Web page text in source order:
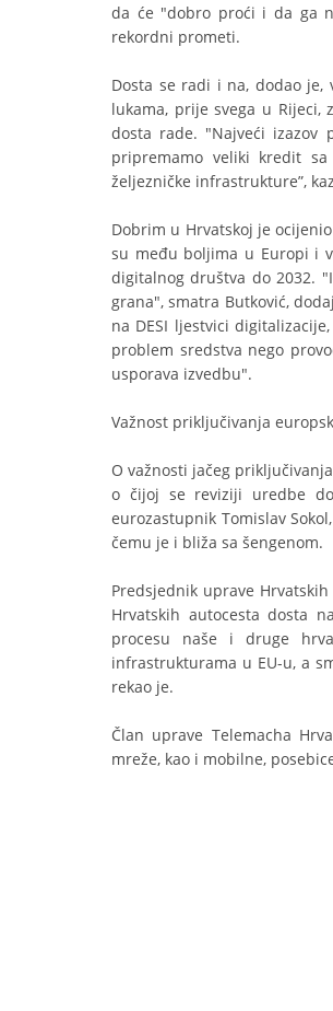
da će "dobro proći i da ga
rekordni prometi.
Dosta se radi i na, dodao
lukama, prije svega u
dosta rade. "Najveći
pripremamo veliki kredit
željezničke infrastrukture”,
Dobrim u Hrvatskoj je
su među boljima u Europi i
digitalnog društva do 2032.
grana", smatra Butković,
na DESI ljestvici
problem sredstva nego
usporava izvedbu".
Važnost priključivanja
O važnosti jačeg
o čijoj se reviziji uredbe
eurozastupnik Tomislav
čemu je i bliža sa šengenom.
Predsjednik uprave
Hrvatskih autocesta dosta
procesu naše i druge
infrastrukturama u EU-u, a
rekao je.
Član uprave Telemacha
mreže, kao i mobilne,